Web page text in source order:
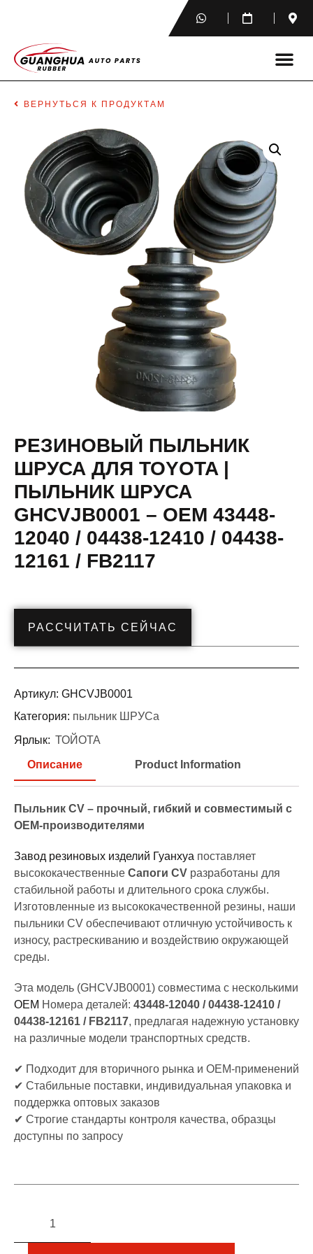
ВЕРНУТЬСЯ К ПРОДУКТАМ
РЕЗИНОВЫЙ ПЫЛЬНИК
ШРУСА ДЛЯ TOYOTA |
ПЫЛЬНИК ШРУСА
GHCVJB0001 – OEM 43448-
12040 / 04438-12410 / 04438-
12161 / FB2117
РАССЧИТАТЬ СЕЙЧАС
Артикул: GHCVJB0001
Категория: пыльник ШРУСа
Ярлык: ТОЙОТА
Описание Product Information
Пыльник CV – прочный, гибкий и совместимый с
OEM-производителями
Завод резиновых изделий Гуанхуа поставляет
высококачественные Сапоги CV разработаны для
стабильной работы и длительного срока службы.
Изготовленные из высококачественной резины, наши
пыльники CV обеспечивают отличную устойчивость к
износу, растрескиванию и воздействию окружающей
среды.
Эта модель (GHCVJB0001) совместима с несколькими
OEM Номера деталей: 43448-12040 / 04438-12410 /
04438-12161 / FB2117, предлагая надежную установку
на различные модели транспортных средств.
✔ Подходит для вторичного рынка и OEM-применений
✔ Стабильные поставки, индивидуальная упаковка и
поддержка оптовых заказов
✔ Строгие стандарты контроля качества, образцы
доступны по запросу